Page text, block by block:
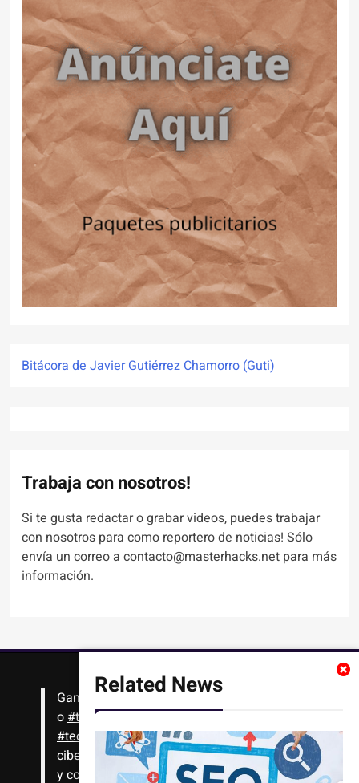
Related News
Bitácora de Javier Gutiérrez Chamorro (Guti)
Trabaja con nosotros!
Si te gusta redactar o grabar videos, puedes trabajar
con nosotros para como reportero de noticias! Sólo
envía un correo a contacto@masterhacks.net para más
información.
Gana #Bitcoin solo con leer artículos, noticias
o#tutoriales
#tecnología,#criptomonedas , seguridad
cibernética y más!! Sólo tienes que registrarte
y comenzar a navegar